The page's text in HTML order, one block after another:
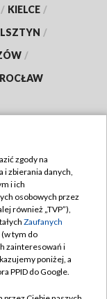
/ KIELCE /
/
/
zgody na
i zbierania danych,
i ich
osobowych przez
również „TVP”),
Zaufanych
tym do
zainteresowań i
poniżej, a
PPID do Google.